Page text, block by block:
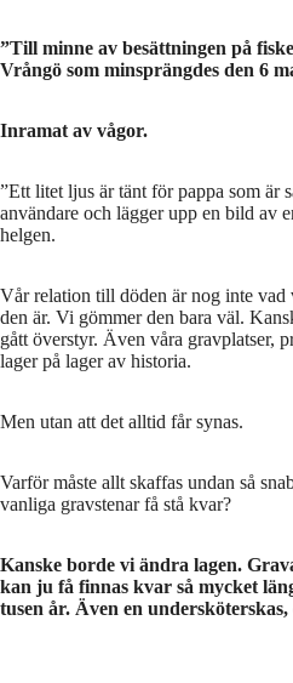
”Till minne av besättningen på
Vrångö som minsprängdes den 6
Inramat av vågor.
”Ett litet ljus är tänt för pappa som är
användare och lägger upp en bild av
helgen.
Vår relation till döden är nog inte vad
den är. Vi gömmer den bara väl.
gått överstyr. Även våra gravplatser,
lager på lager av historia.
Men utan att det alltid får synas.
Varför måste allt skaffas undan så
vanliga gravstenar få stå kvar?
Kanske borde vi ändra lagen.
kan ju få finnas kvar så mycket
tusen år. Även en